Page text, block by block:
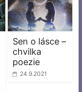
Sen o lásce –
chvilka
poezie
24.9.2021